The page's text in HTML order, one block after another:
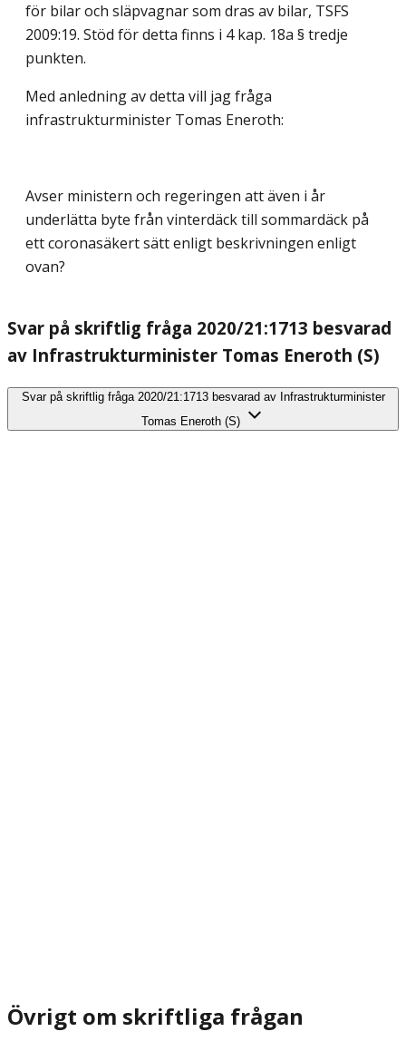
för bilar och släpvagnar som dras av bilar, TSFS
2009:19. Stöd för detta finns i 4 kap. 18a § tredje
punkten.
Med anledning av detta vill jag fråga
infrastrukturminister Tomas Eneroth:
Avser ministern och regeringen att även i år
underlätta byte från vinterdäck till sommardäck på
ett coronasäkert sätt enligt beskrivningen enligt
ovan?
Svar på skriftlig fråga 2020/21:1713 besvarad
av Infrastrukturminister Tomas Eneroth (S)
Svar på skriftlig fråga 2020/21:1713 besvarad av Infrastrukturminister
Tomas Eneroth (S)
Övrigt om skriftliga frågan